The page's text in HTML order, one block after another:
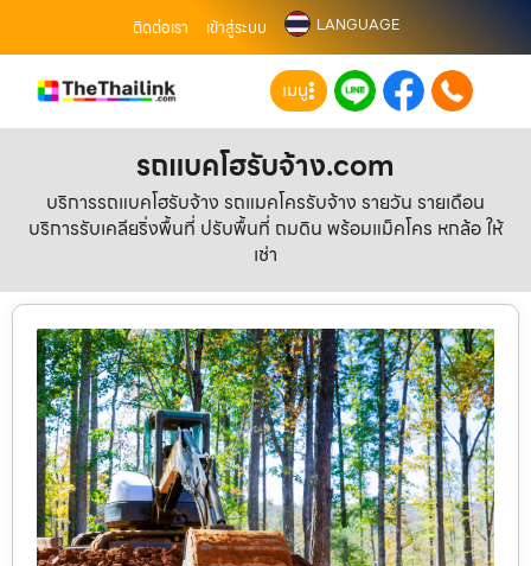
ติดต่อเรา เข้าสู่ระบบ LANGUAGE
เมนู
รถแบคโฮรับจ้าง.com
บริการรถแบคโฮรับจ้าง รถแมคโครรับจ้าง รายวัน รายเดือน
บริการรับเคลียริ่งพื้นที่ ปรับพื้นที่ ถมดิน พร้อมแม็คโคร หกล้อ ให้
เช่า